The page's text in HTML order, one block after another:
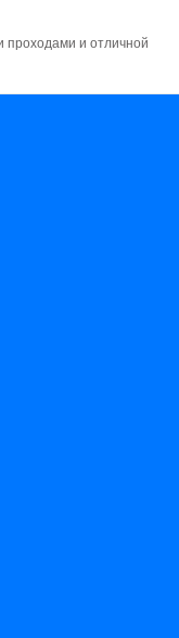
проходами и отличной